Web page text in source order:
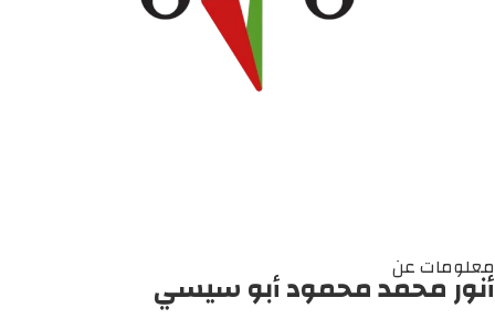
معلومات عن
أنور محمد محمود أبو سيسي